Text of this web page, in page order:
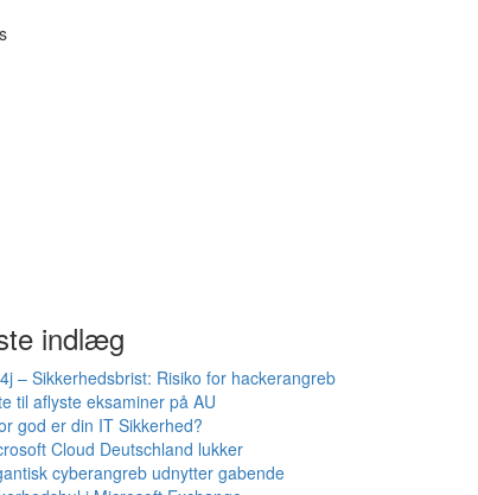
indlæg
– Sikkerhedsbrist: Risiko for hackerangreb
til aflyste eksaminer på AU
god er din IT Sikkerhed?
Cloud Deutschland lukker
cyberangreb udnytter gabende